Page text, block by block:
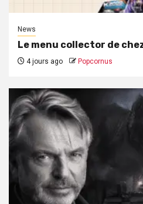
News
Le menu collector de
4 jours ago Popcornus